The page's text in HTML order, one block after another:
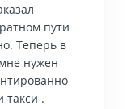
пути
Теперь в
нужен
такси .